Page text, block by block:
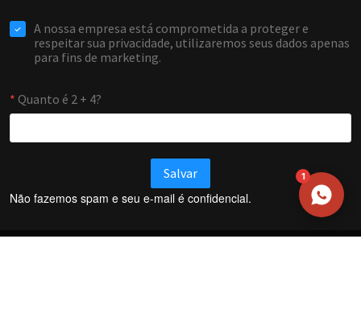
Não fazemos spam e seu e-mail é confidencial.
WHATSAPP / TELEFONE
1